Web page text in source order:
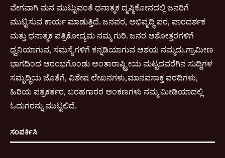
ವೇಗವಾಗಿ ಮನ ಮುಟ್ಟುವಂತೆ ಧನಾತ್ಮಕ ದೃಷ್ಠಿಕೋನದಲ್ಲಿ ಜನರಿಗೆ
ಮುಟ್ಟಿಸುವ ಕಾರ್ಯ ಮಾಡುತ್ತಿದೆ. ಜನಪರ, ಅಭಿವೃದ್ಧಿ ಪರ, ಪಾರದರ್ಶಕ
ಮತ್ತು ಧನಾತ್ಮಕ ಪತ್ರಿಕೋದ್ಯಮ ನಮ್ಮ ಗುರಿ. ಜನರ ಆಶೋತ್ತರಗಳಿಗೆ
ಧ್ವನಿಯಾಗುವ, ಸಮಸ್ಯೆಗಳಿಗೆ ಕನ್ನಡಿಯಾಗುವ ಆಶಯ ನಮ್ಮದು.ಗ್ರಾಮೀಣ
ಭಾಗದಿಂದ ಆರಂಭಗೊಂಡು ಅಂತಾರಾಷ್ಟ್ರೀಯ ಮಟ್ಟದವರೆಗಿನ ಸುದ್ದಿಗಳ
ಸಮೃದ್ಧಿಯ ಜೊತೆಗೆ, ವಿಶೇಷ ಲೇಖನಗಳು,ಮಾನವಸಾಕ್ತ ವರದಿಗಳು,
ಹಿರಿಯ ಪತ್ರಕರ್ತರ, ಬರಹಗಾರರ ಅಂಕಣಗಳು ನಮ್ಮ ಮೀಡಿಯಾದಲ್ಲಿ
ಓದುಗರನ್ನು ಮುಟ್ಟಲಿದೆ.
ಸಂಪರ್ಕಿಸಿ